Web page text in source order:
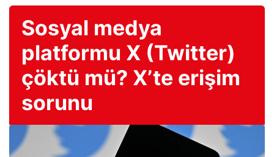
Sosyal medya
platformu X (Twitter)
çöktü mü? X’te erişim
sorunu